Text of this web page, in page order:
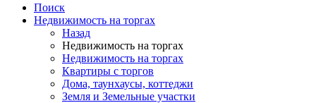
Поиск
Недвижимость на торгах
Назад
Недвижимость на торгах
Недвижимость на торгах
Квартиры с торгов
Дома, таунхаусы, коттеджи
Земля и Земельные участки